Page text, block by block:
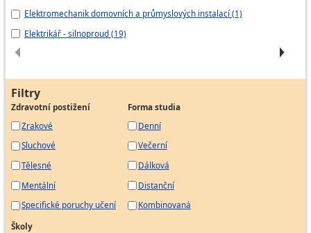
Elektromechanik domovních a průmyslových instalací (1)
Elektrikář - silnoproud (19)
Filtry
Zdravotní postižení
Zrakové
Sluchové
Tělesné
Mentální
Specifické poruchy učení
Forma studia
Denní
Večerní
Dálková
Distanční
Kombinovaná
Školy